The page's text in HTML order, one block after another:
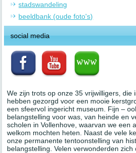
stadswandeling
beeldbank (oude foto's)
social media
We zijn trots op onze 35 vrijwilligers, die
hebben gezorgd voor een mooie
een sfeervol ingericht museum. Fijn –
belangstelling voor was, van heinde en
scholen in Vollenhove, waarvan we een
welkom mochten heten. Naast de vele
onze permanente tentoonstelling van
belangstelling. Velen verwonderden zich